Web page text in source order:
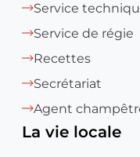
Service
Service de régie
Recettes
Secrétariat
Agent
La vie locale